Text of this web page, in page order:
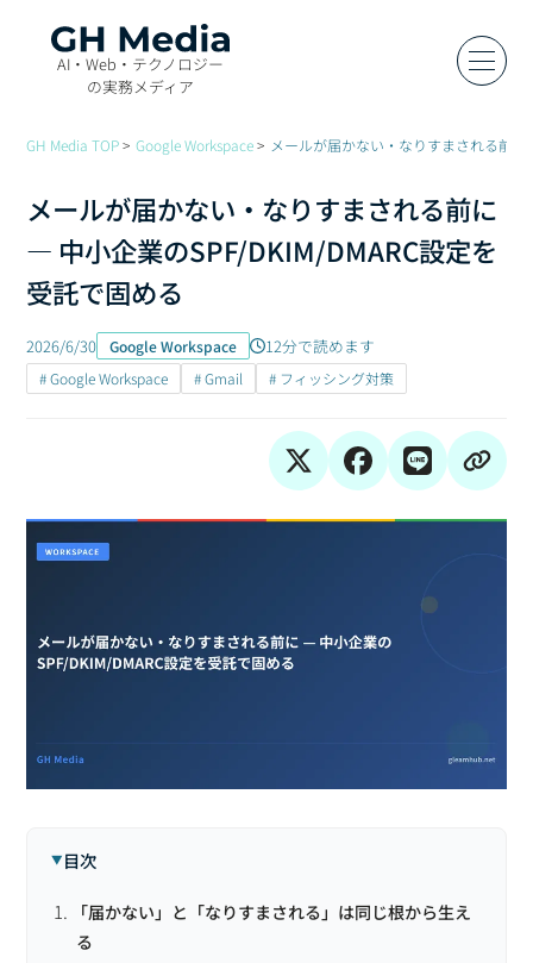
AI・Web・テクノロジー
の実務メディア
GH Media TOP Google Workspace メールが届かない・なりすまされる前
メールが届かない・なりすまされる前に
— 中小企業のSPF/DKIM/DMARC設定を
受託で固める
2026/6/30 Google Workspace 12分で読めます
# Google Workspace # Gmail # フィッシング対策
目次
「届かない」と「なりすまされる」は同じ根から生え
る